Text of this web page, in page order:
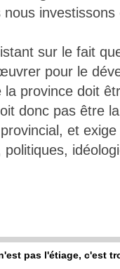
investissons
sur le fait
pour le
province doit
donc pas être
et exige
pas l'étiage, c'est